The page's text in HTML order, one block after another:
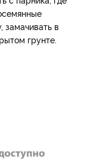
замачивать в
грунте.